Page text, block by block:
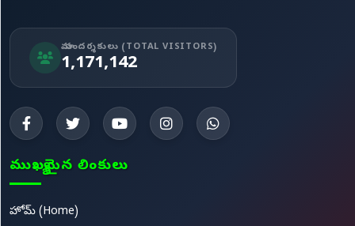
మా సందర్శకులు (TOTAL VISITORS)
1,171,142
ముఖ్యమైన లింకులు
హోమ్ (Home)